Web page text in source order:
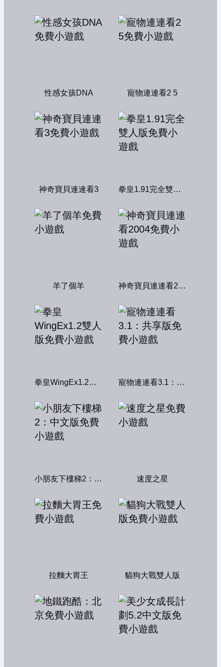
性感女孩DNA 寵物連連看2 5
神奇寶貝連連看3 拳皇1.91完全雙人版
羊了個羊 神奇寶貝連連看2004
拳皇WingEx1.2雙人版 寵物連連看3.1：共享版
小朋友下樓梯2：中文版 速度之星
拉麵大胃王 貓狗大戰雙人版